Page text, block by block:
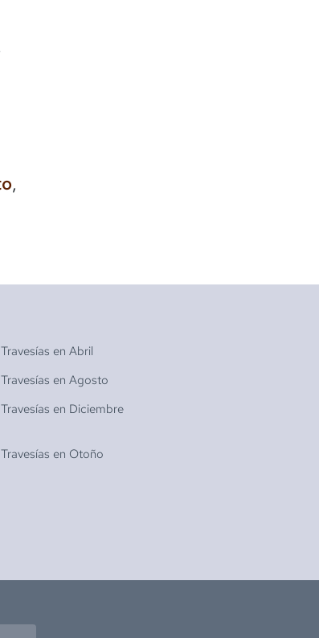
,
Travesías en Abril
Travesías en Agosto
Travesías en Diciembre
Travesías en Otoño